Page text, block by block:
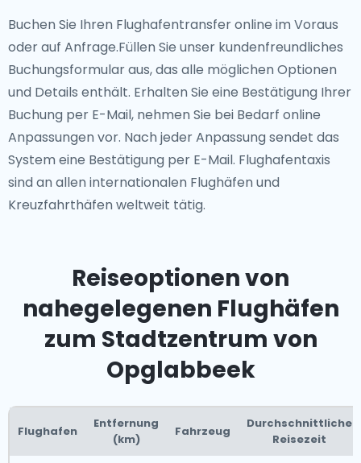
Buchen Sie Ihren Flughafentransfer online im Voraus
oder auf Anfrage.Füllen Sie unser kundenfreundliches
Buchungsformular aus, das alle möglichen Optionen
und Details enthält. Erhalten Sie eine Bestätigung Ihrer
Buchung per E-Mail, nehmen Sie bei Bedarf online
Anpassungen vor. Nach jeder Anpassung sendet das
System eine Bestätigung per E-Mail. Flughafentaxis
sind an allen internationalen Flughäfen und
Kreuzfahrthäfen weltweit tätig.
Reiseoptionen von
nahegelegenen Flughäfen
zum Stadtzentrum von
Opglabbeek
Flughafen
Entfernung
(km)
Fahrzeug
Durchschnittliche
Reisezeit